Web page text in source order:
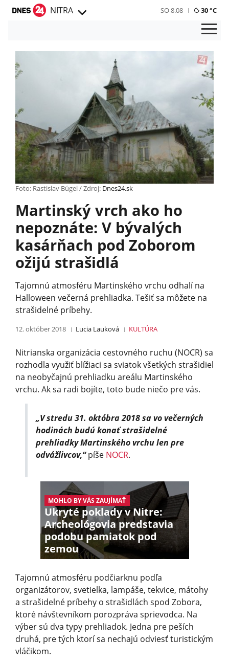
NITRA SO 8.08 30 °C
Foto: Rastislav Búgel / Zdroj: Dnes24.sk
Martinský vrch ako ho
nepoznáte: V bývalých
kasárňach pod Zoborom
ožijú strašidlá
Tajomnú atmosféru Martinského vrchu odhalí na
Halloween večerná prehliadka. Tešiť sa môžete na
strašidelné príbehy.
12. október 2018 Lucia Lauková KULTÚRA
Nitrianska organizácia cestovného ruchu (NOCR) sa
rozhodla využiť blížiaci sa sviatok všetkých strašidiel
na neobyčajnú prehliadku areálu Martinského
vrchu. Ak sa radi bojíte, toto bude niečo pre vás.
„V stredu 31. októbra 2018 sa vo večerných
hodinách budú konať strašidelné
prehliadky Martinského vrchu len pre
odvážlivcov,“píše NOCR.
MOHLO BY VÁS ZAUJÍMAŤ
Ukryté poklady v Nitre:
Archeológovia predstavia
podobu pamiatok pod
zemou
Tajomnú atmosféru podčiarknu podľa
organizátorov, svetielka, lampáše, tekvice, mátohy
a strašidelné príbehy o strašidlách spod Zobora,
ktoré návštevníkom porozpráva sprievodca. Na
výber sú dva typy prehliadok. Jedna pre peších
druhá, pre tých ktorí sa nechajú odviesť turistickým
vláčikom.